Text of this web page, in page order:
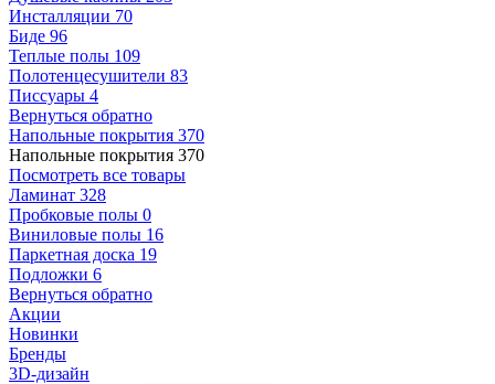
Инсталляции 70
Биде 96
Теплые полы 109
Полотенцесушители 83
Писсуары 4
Вернуться обратно
Напольные покрытия 370
Напольные покрытия 370
Посмотреть все товары
Ламинат 328
Пробковые полы 0
Виниловые полы 16
Паркетная доска 19
Подложки 6
Вернуться обратно
Акции
Новинки
Бренды
3D-дизайн